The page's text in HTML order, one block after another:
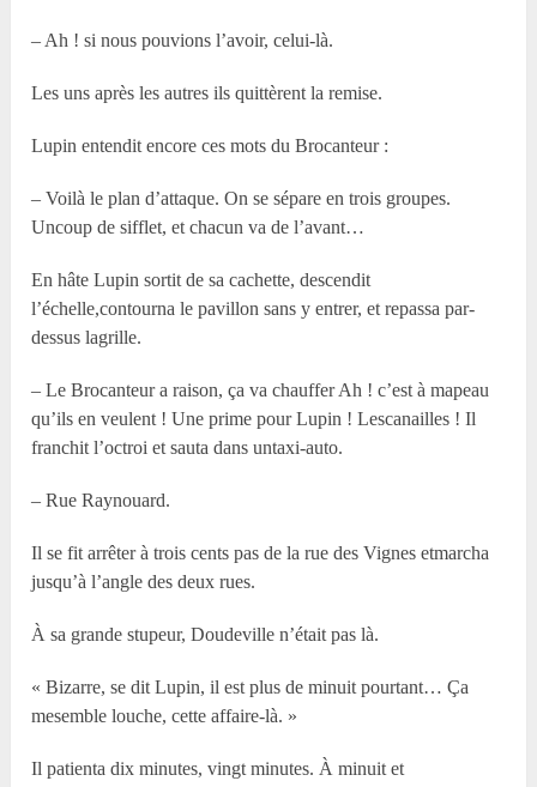
– Ah ! si nous pouvions l’avoir, celui-là.
Les uns après les autres ils quittèrent la remise.
Lupin entendit encore ces mots du Brocanteur :
– Voilà le plan d’attaque. On se sépare en trois groupes.
Uncoup de sifflet, et chacun va de l’avant…
En hâte Lupin sortit de sa cachette, descendit
l’échelle,contourna le pavillon sans y entrer, et repassa par-
dessus lagrille.
– Le Brocanteur a raison, ça va chauffer Ah ! c’est à mapeau
qu’ils en veulent ! Une prime pour Lupin ! Lescanailles ! Il
franchit l’octroi et sauta dans untaxi-auto.
– Rue Raynouard.
Il se fit arrêter à trois cents pas de la rue des Vignes etmarcha
jusqu’à l’angle des deux rues.
À sa grande stupeur, Doudeville n’était pas là.
« Bizarre, se dit Lupin, il est plus de minuit pourtant… Ça
mesemble louche, cette affaire-là. »
Il patienta dix minutes, vingt minutes. À minuit et